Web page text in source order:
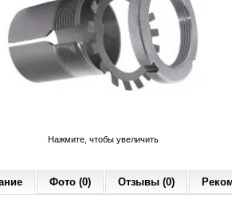
Нажмите, чтобы увеличить
Фото (0) Отзывы (0)